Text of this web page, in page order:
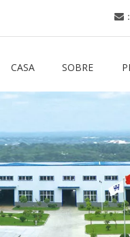
 ：
CASA SOBRE